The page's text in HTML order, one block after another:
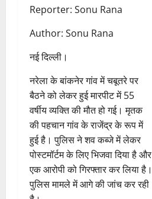
Reporter: Sonu Rana
Author: Sonu Rana
नई दिल्ली।
नरेला के बांकनेर गांव में चबूतरे पर
बैठने को लेकर हुई मारपीट में 55
वर्षीय व्यक्ति की मौत हो गई। मृतक
की पहचान गांव के राजेंद्र के रूप में
हुई है। पुलिस ने शव कब्जे में लेकर
पोस्टमॉर्टम के लिए भिजवा दिया है और
एक आरोपी को गिरफ्तार कर लिया है।
पुलिस मामले में आगे की जांच कर रही